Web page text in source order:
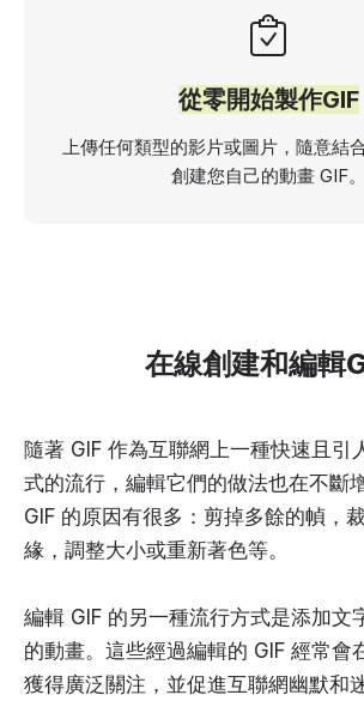
從零開始製作GIF
上傳任何類型的影片或圖片，隨意結
創建您自己的動畫 GIF。
在線創建和編輯
隨著 GIF 作為互聯網上一種快速且引
式的流行，編輯它們的做法也在不斷
GIF 的原因有很多：剪掉多餘的幀，
緣，調整大小或重新著色等。
編輯 GIF 的另一種流行方式是添加文
的動畫。這些經過編輯的 GIF 經常會
獲得廣泛關注，並促進互聯網幽默和